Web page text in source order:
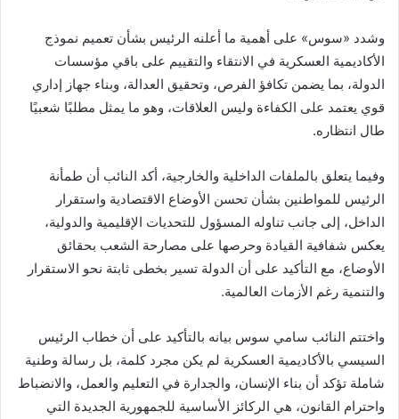
وشدد «سوس» على أهمية ما أعلنه الرئيس بشأن تعميم نموذج
الأكاديمية العسكرية في الانتقاء والتقييم على باقي مؤسسات
الدولة، بما يضمن تكافؤ الفرص، وتحقيق العدالة، وبناء جهاز إداري
قوي يعتمد على الكفاءة وليس العلاقات، وهو ما يمثل مطلبًا شعبيًا
طال انتظاره.
وفيما يتعلق بالملفات الداخلية والخارجية، أكد النائب أن طمأنة
الرئيس للمواطنين بشأن تحسن الأوضاع الاقتصادية واستقرار
الداخل، إلى جانب تناوله المسؤول للتحديات الإقليمية والدولية،
يعكس شفافية القيادة وحرصها على مصارحة الشعب بحقائق
الأوضاع، مع التأكيد على أن الدولة تسير بخطى ثابتة نحو الاستقرار
والتنمية رغم الأزمات العالمية.
واختتم النائب سامي سوس بيانه بالتأكيد على أن خطاب الرئيس
السيسي بالأكاديمية العسكرية لم يكن مجرد كلمة، بل رسالة وطنية
شاملة تؤكد أن بناء الإنسان، والجدارة في التعليم والعمل، والانضباط
واحترام القانون، هي الركائز الأساسية للجمهورية الجديدة التي